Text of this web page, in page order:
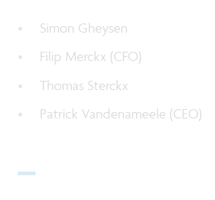
Simon Gheysen
Filip Merckx (CFO)
Thomas Sterckx
Patrick Vandenameele (CEO)